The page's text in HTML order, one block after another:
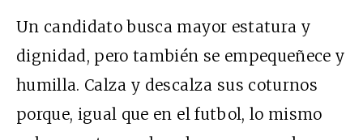
Un candidato busca mayor estatura y
dignidad, pero también se empequeñece y
humilla. Calza y descalza sus coturnos
porque, igual que en el futbol, lo mismo